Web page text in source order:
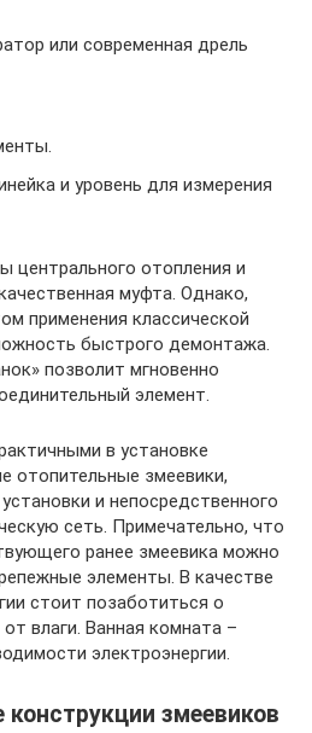
или современная дрель
и уровень для измерения
центрального отопления и
муфта. Однако,
применения классической
быстрого демонтажа.
позволит мгновенно
элемент.
в установке
отопительные змеевики,
и непосредственного
сеть. Примечательно, что
ранее змеевика можно
элементы. В качестве
стоит позаботиться о
влаги. Ванная комната –
электроэнергии.
змеевиков